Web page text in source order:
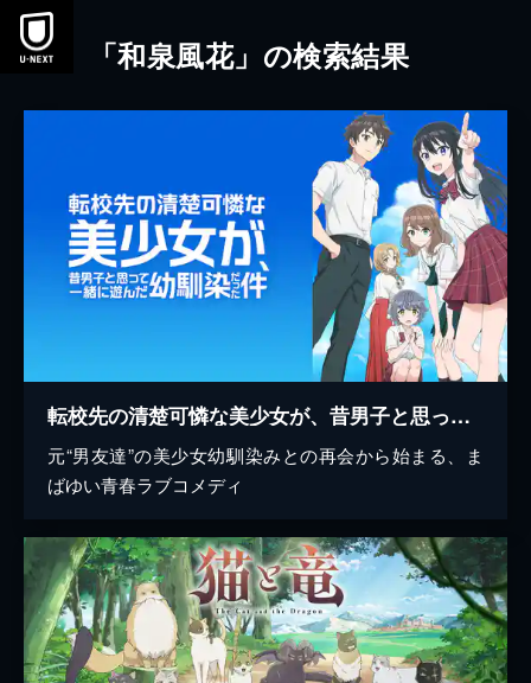
本文へスキップ
「和泉風花」の検索結果
転校先の清楚可憐な美少女が、昔男子と思って一緒に遊んだ幼馴染だった件
元“男友達”の美少女幼馴染みとの再会から始まる、ま
ばゆい青春ラブコメディ